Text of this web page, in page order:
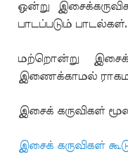
ஒன்று
பாடப்படும் பாடல்கள்.
மற்றொன்று
இணைக்காமல்
இசைக் கருவிகள்
இசைக் கருவிகள்